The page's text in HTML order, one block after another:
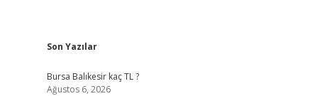
Sidebar
Son Yazılar
Bursa Balıkesir kaç TL ?
Ağustos 6, 2026